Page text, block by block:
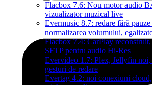
Flacbox 7.6: Nou motor audio
vizualizator muzical live
Evermusic 8.7: redare fără
normalizarea volumului,
Flacbox 7.4: CarPlay
SFTP pentru audio Hi-Res
Evervideo 1.7: Plex, Jellyfin
gesturi de redare
Evertag 4.2: noi conexiuni